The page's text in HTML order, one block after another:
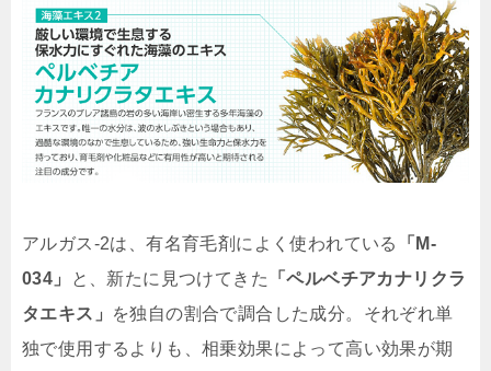
アルガス-2は、有名育毛剤によく使われている
「M-
034」
と、新たに見つけてきた
「ペルベチアカナリクラ
タエキス」
を独自の割合で調合した成分。それぞれ単
独で使用するよりも、相乗効果によって高い効果が期